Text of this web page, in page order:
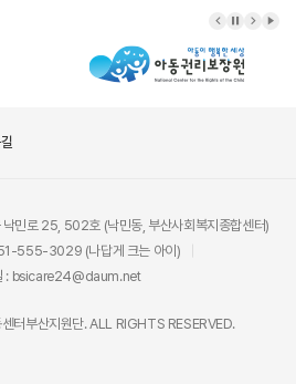
민로 25, 502호 (낙민동, 부산사회복지종합센터)
555-3029 (나답게 크는 아이)
: bsicare24@daum.net
터부산지원단. ALL RIGHTS RESERVED.